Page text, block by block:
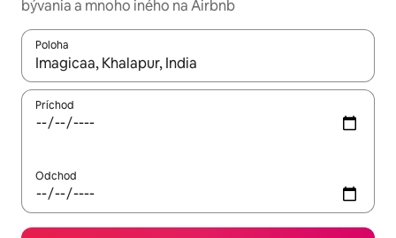
bývania a mnoho iného na Airbnb
Poloha
Keď budú výsledky k dispozícii, môžete si ich prechádzať
Príchod
Odchod